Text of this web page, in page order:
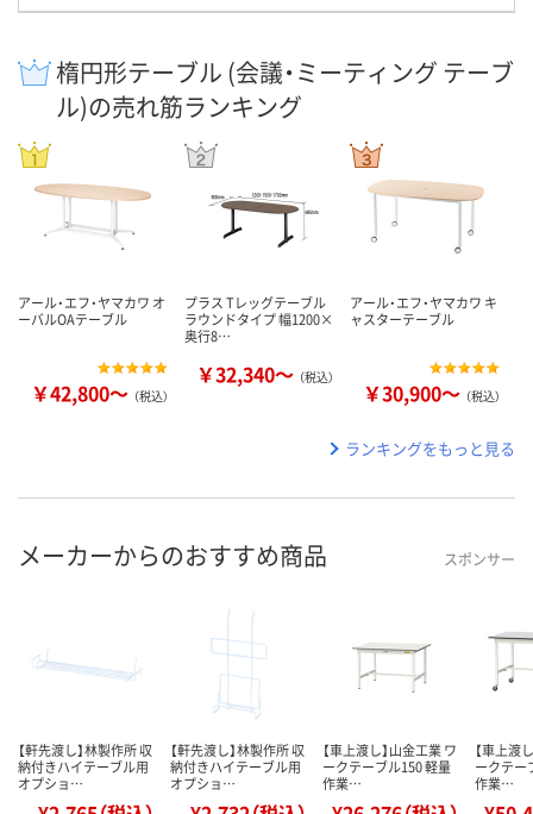
楕円形テーブル (会議・ミーティング テーブ
ル)の売れ筋ランキング
アール・エフ・ヤマカワ オ
ーバルOAテーブル
￥42,800～ （税込）
プラス Tレッグテーブル
ラウンドタイプ 幅1200×
奥行8…
￥32,340～ （税込）
アール・エフ・ヤマカワ キ
ャスターテーブル
￥30,900～ （税込）
ランキングをもっと見る
メーカーからのおすすめ商品 スポンサー
【軒先渡し】林製作所 収
納付きハイテーブル用
オプショ…
【軒先渡し】林製作所 収
納付きハイテーブル用
オプショ…
【車上渡し】山金工業 ワ
ークテーブル150 軽量
作業…
【車上渡
ークテー
作業…